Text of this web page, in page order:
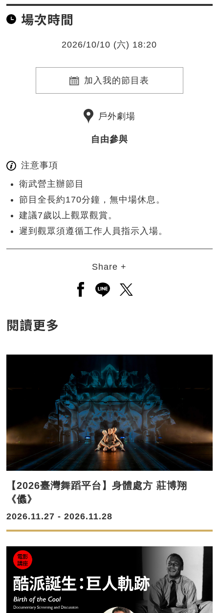
場次時間
2026/10/10 (六) 18:20
加入我的節目表
戶外劇場
自由參與
注意事項
衛武營主辦節目
節目全長約170分鐘，無中場休息。
建議7歲以上觀眾觀賞。
遲到觀眾須遵循工作人員指示入場。
Share +
另開新視窗分享至facebook
另開新視窗分享至line
另開新視窗分享至
閱讀更多
【2026臺灣舞蹈平台】身體處方 莊博翔
《㒩》
2026.11.27 - 2026.11.28